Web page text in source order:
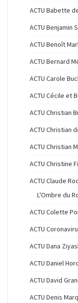
ACTU Babette
ACTU Benjamin
ACTU Benoît
ACTU Bernard
ACTU Carole
ACTU Cécile et
ACTU Christian
ACTU Christian
ACTU Christian
ACTU Christine
ACTU Claude
L'Ombre du
ACTU Colette
ACTU
ACTU Dana
ACTU Daniel
ACTU David
ACTU Denis